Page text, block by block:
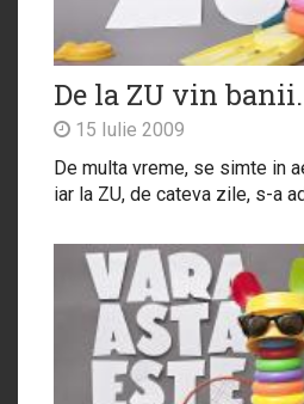
De la ZU vin
15 Iulie 2009
De multa vreme, se simte in
iar la ZU, de cateva zile, s-a